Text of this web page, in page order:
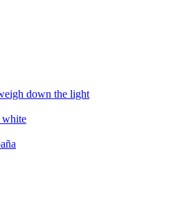
down the light
white